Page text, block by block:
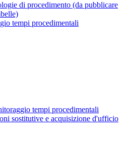
di procedimento (da pubblicare
tempi procedimentali
tempi procedimentali
sostitutive e acquisizione d'ufficio